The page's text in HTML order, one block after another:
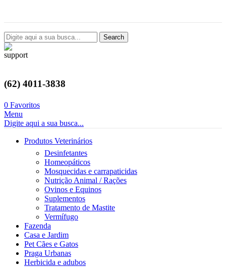
Search
(62) 4011-3838
0 Favoritos
Menu
Digite aqui a sua busca...
Produtos Veterinários
Desinfetantes
Homeopáticos
Mosquecidas e carrapaticidas
Nutrição Animal / Rações
Ovinos e Equinos
Suplementos
Tratamento de Mastite
Vermífugo
Fazenda
Casa e Jardim
Pet Cães e Gatos
Praga Urbanas
Herbicida e adubos